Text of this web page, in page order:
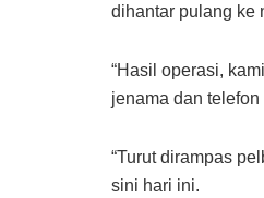
dihantar pulang ke
“Hasil operasi,
jenama dan
“Turut dirampas
sini hari ini.